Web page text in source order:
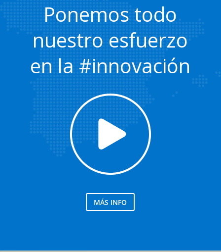
Ponemos todo
nuestro esfuerzo
en la #innovación
MÁS INFO